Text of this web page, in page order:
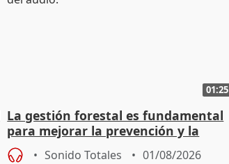
01:25
La gestión forestal es fundamental
para mejorar la prevención y la
actuación frente a incendios
Sonido Totales 01/08/2026